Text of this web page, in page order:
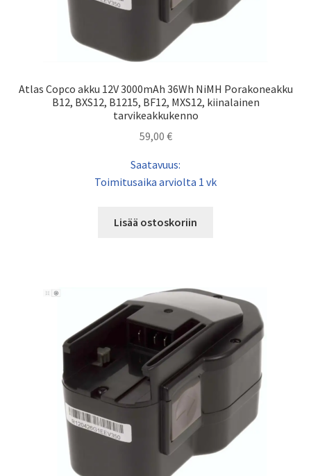
Atlas Copco akku 12V 3000mAh 36Wh NiMH Porakoneakku
B12, BXS12, B1215, BF12, MXS12, kiinalainen
tarvikeakkukenno
59,00 €
Saatavuus:
Toimitusaika arviolta 1 vk
Lisää ostoskoriin